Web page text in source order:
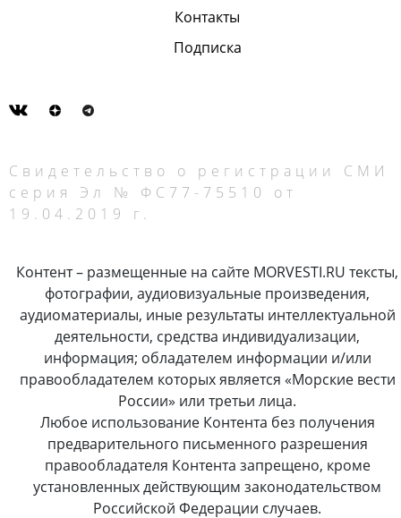
Контакты
Подписка
Свидетельство о регистрации СМИ
серия Эл № ФС77-75510 от
19.04.2019 г.
Контент – размещенные на сайте MORVESTI.RU тексты,
фотографии, аудиовизуальные произведения,
аудиоматериалы, иные результаты интеллектуальной
деятельности, средства индивидуализации,
информация; обладателем информации и/или
правообладателем которых является «Морские вести
России» или третьи лица.
Любое использование Контента без получения
предварительного письменного разрешения
правообладателя Контента запрещено, кроме
установленных действующим законодательством
Российской Федерации случаев.